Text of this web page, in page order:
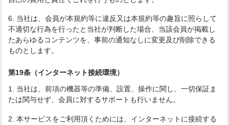
6. 当社は、会員が本規約等に違反又は本規約等の趣旨に照らして
不適切な行為を行ったと当社が判断した場合、当該会員が掲載し
たあらゆるコンテンツを、事前の通知なしに変更及び削除できる
ものとします。
第19条（インターネット接続環境）
1. 当社は、前項の機器等の準備、設置、操作に関し、一切保証ま
たは関与せず、会員に対するサポートも行いません。
2. 本サービスをご利用頂くためには、インターネットに接続する